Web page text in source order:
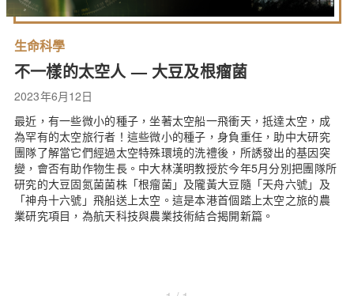
生命科學
不一樣的太空人 — 大豆及根瘤菌
2023年6月12日
最近，有一些微小的種子，坐著太空船一飛衝天，抵達太空，成
為罕有的太空旅行者！這些微小的種子，身負重任，助中大研究
團隊了解當它們經過太空特殊環境的洗禮後，所誘發出的基因突
變，會否有助作物生長。中大林漢明教授於今年5月分別把團隊所
研究的大豆固氮菌菌株「根瘤菌」及隴黃大豆隨「天舟六號」及
「神舟十六號」飛船送上太空。這是本港首個踏上太空之旅的農
業研究項目，為航天科技與農業技術結合揭開新篇。